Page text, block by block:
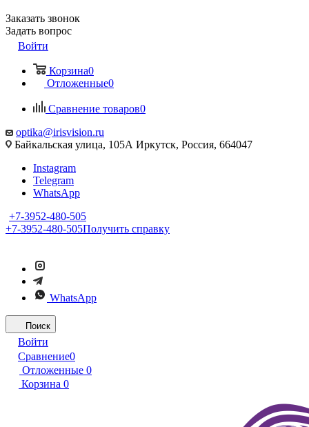
Заказать звонок
Задать вопрос
Войти
Корзина0
Отложенные0
Сравнение товаров0
optika@irisvision.ru
Байкальская улица, 105А Иркутск, Россия, 664047
Instagram
Telegram
WhatsApp
+7-3952-480-505
+7-3952-480-505Получить справку
WhatsApp
Поиск
Войти
Сравнение0
Отложенные 0
Корзина 0